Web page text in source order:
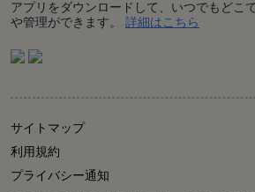
アプリをダウンロードして、いつでもどこ
や管理ができます。 詳細はこちら
サイトマップ
利用規約
プライバシー通知